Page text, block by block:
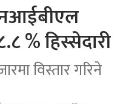
% हिस्सेदारी
विस्तार गरिने